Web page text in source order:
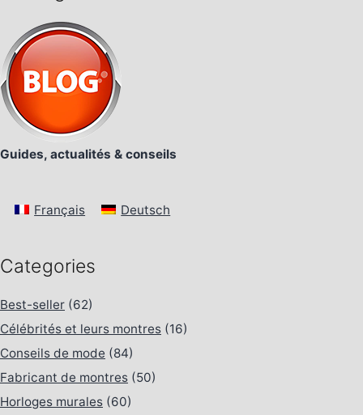
Guides, actualités & conseils
Français Deutsch
Categories
Best-seller (62)
Célébrités et leurs montres (16)
Conseils de mode (84)
Fabricant de montres (50)
Horloges murales (60)